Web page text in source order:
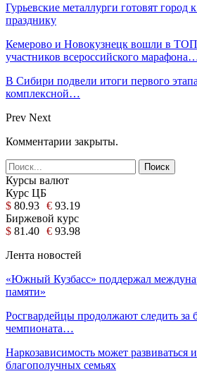
Гурьевские металлурги готовят город
празднику
Кемерово и Новокузнецк вошли в
участников всероссийского
В Сибири подвели итоги первого
комплексной…
Prev Next
Комментарии закрыты.
Курсы валют
Курс ЦБ
$ 80.93 € 93.19
Биржевой курс
$ 81.40 € 93.98
Лента новостей
«Южный Кузбасс» поддержал
памяти»
Росгвардейцы продолжают следить за
чемпионата…
Наркозависимость может развиваться
благополучных семьях